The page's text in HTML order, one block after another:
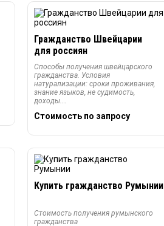
Гражданство Швейцарии
для россиян
Способы получения швейцарского
гражданства. Условия
натурализации: сроки проживания,
знание языков, не судимость,
доходы.…
Стоимость по запросу
Купить гражданство Румынии
Стоимость получения румынского
гражданства